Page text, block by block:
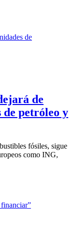
de
de petróleo y
fósiles, sigue
como ING,